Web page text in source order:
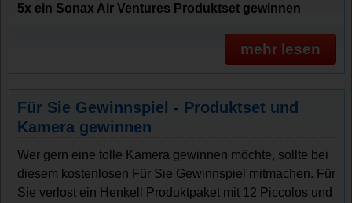
5x ein Sonax Air Ventures Produktset gewinnen
mehr lesen
Für Sie Gewinnspiel - Produktset und
Kamera gewinnen
Wer gern eine tolle Kamera gewinnen möchte, sollte bei
diesem kostenlosen Für Sie Gewinnspiel mitmachen. Für
Sie verlost ein Henkell Produktpaket mit 12 Piccolos und